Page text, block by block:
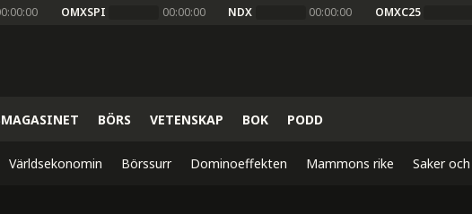
OMXSPI 00:00:00 NDX 00:00:00 OMXC25
BÖRS VETENSKAP BOK PODD
Världsekonomin Börssurr Dominoeffekten Mammons rike Saker